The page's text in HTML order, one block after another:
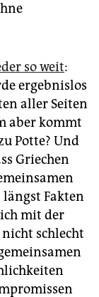
so weit:
ergebnislos
aller Seiten
aber kommt
Potte? Und
Griechen
längst Fakten
mit der
schlecht